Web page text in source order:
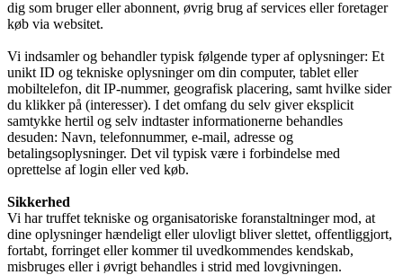
dig som bruger eller abonnent, øvrig brug af services eller foretager
køb via websitet.
Vi indsamler og behandler typisk følgende typer af oplysninger: Et
unikt ID og tekniske oplysninger om din computer, tablet eller
mobiltelefon, dit IP-nummer, geografisk placering, samt hvilke sider
du klikker på (interesser). I det omfang du selv giver eksplicit
samtykke hertil og selv indtaster informationerne behandles
desuden: Navn, telefonnummer, e-mail, adresse og
betalingsoplysninger. Det vil typisk være i forbindelse med
oprettelse af login eller ved køb.
Sikkerhed
Vi har truffet tekniske og organisatoriske foranstaltninger mod, at
dine oplysninger hændeligt eller ulovligt bliver slettet, offentliggjort,
fortabt, forringet eller kommer til uvedkommendes kendskab,
misbruges eller i øvrigt behandles i strid med lovgivningen.